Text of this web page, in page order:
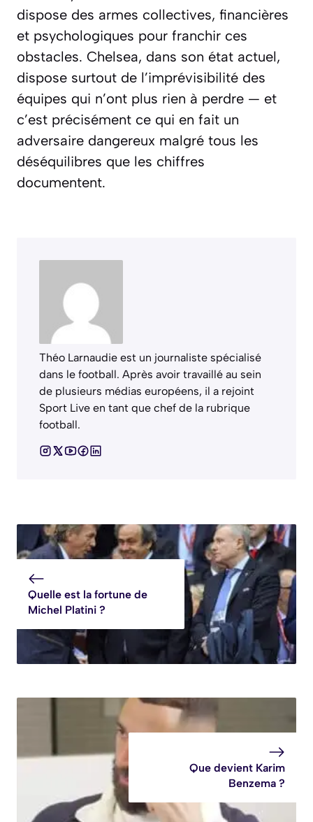
dispose des armes collectives, financières
et psychologiques pour franchir ces
obstacles. Chelsea, dans son état actuel,
dispose surtout de l’imprévisibilité des
équipes qui n’ont plus rien à perdre — et
c’est précisément ce qui en fait un
adversaire dangereux malgré tous les
déséquilibres que les chiffres
documentent.
Théo Larnaudie est un journaliste spécialisé
dans le football. Après avoir travaillé au sein
de plusieurs médias européens, il a rejoint
Sport Live en tant que chef de la rubrique
football.
Quelle est la fortune de
Michel Platini ?
Que devient Karim
Benzema ?